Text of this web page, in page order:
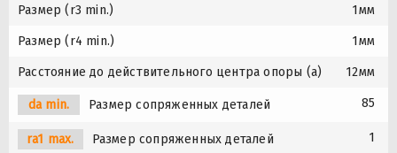
Размер (r3 min.) 1мм
Размер (r4 min.) 1мм
Расстояние до действительного центра опоры (a) 12мм
da min. Размер сопряженных деталей 85
ra1 max. Размер сопряженных деталей 1